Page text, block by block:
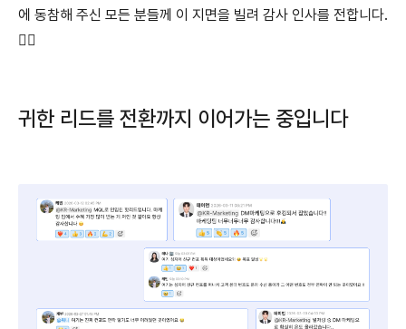
에 동참해 주신 모든 분들께 이 지면을 빌려 감사 인사를 전합니다.
🙇‍♀️
귀한 리드를 전환까지 이어가는 중입니다